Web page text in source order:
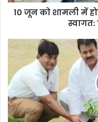
10 जून को शामली में
स्वागत: